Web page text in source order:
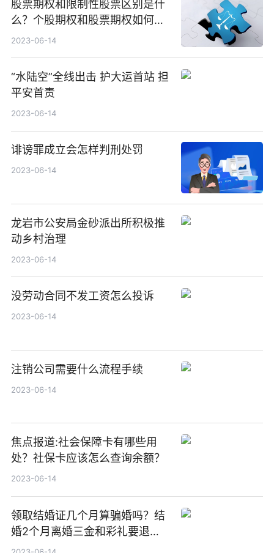
股票期权和限制性股票区别是什
么？个股期权和股票期权如何区
分？
2023-06-14
“水陆空”全线出击 护大运首站 担
平安首责
2023-06-14
诽谤罪成立会怎样判刑处罚
2023-06-14
龙岩市公安局金砂派出所积极推
动乡村治理
2023-06-14
没劳动合同不发工资怎么投诉
2023-06-14
注销公司需要什么流程手续
2023-06-14
焦点报道:社会保障卡有哪些用
处？社保卡应该怎么查询余额？
2023-06-14
领取结婚证几个月算骗婚吗？结
婚2个月离婚三金和彩礼要退
吗？